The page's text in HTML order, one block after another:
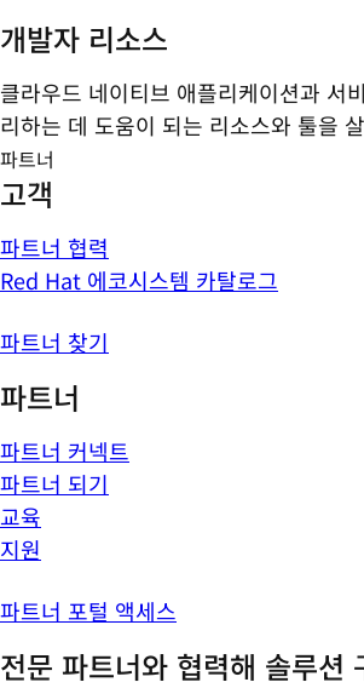
개발자 리소스
클라우드 네이티브 애플리케이션과 서
리하는 데 도움이 되는 리소스와 툴을
파트너
고객
파트너 협력
Red Hat 에코시스템 카탈로그
파트너 찾기
파트너
파트너 커넥트
파트너 되기
교육
지원
파트너 포털 액세스
전문 파트너와 협력해 솔루션